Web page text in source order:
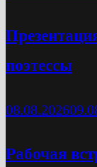
поэтессы
08.08.2026
Рабочая